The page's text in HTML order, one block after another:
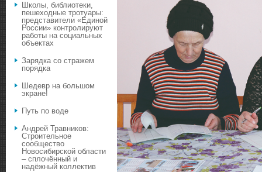
Школы, библиотеки,
пешеходные тротуары:
представители «Единой
России» контролируют
работы на социальных
объектах
Зарядка со стражем
порядка
Шедевр на большом
экране!
Путь по воде
Андрей Травников:
Строительное
сообщество
Новосибирской области
– сплочённый и
надёжный коллектив